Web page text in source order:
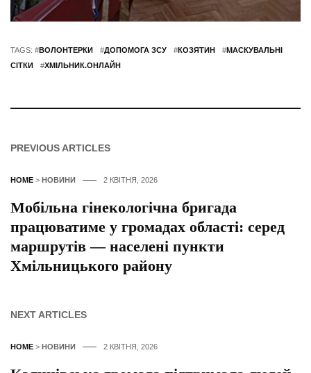
TAGS: #ВОЛОНТЕРКИ #ДОПОМОГА ЗСУ #КОЗЯТИН #МАСКУВАЛЬНІ
СІТКИ
#ХМІЛЬНИК.ОНЛАЙН
PREVIOUS ARTICLES
HOME > НОВИНИ 2 КВІТНЯ, 2026
Мобільна гінекологічна бригада
працюватиме у громадах області: серед
маршрутів — населені пункти
Хмільницького району
NEXT ARTICLES
HOME > НОВИНИ 2 КВІТНЯ, 2026